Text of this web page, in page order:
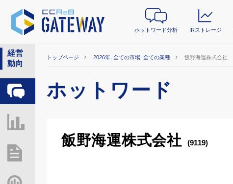
ホットワード分析 IRストレージ
経営
動向
ホットワード分析
トップページ 2026年, 全ての市場, 全ての業種 飯野海運株式会社
ホットワード
飯野海運株式会社 (9119)